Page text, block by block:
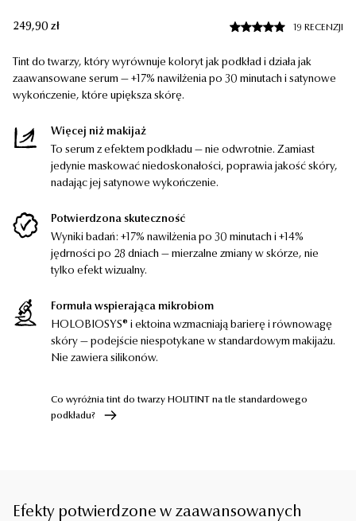
26 RECENZJI
SUPERPAUSE 289,90
Krem regenerujący w okresie zmian hormonalnych
249,90 zł 19 RECENZJI
Tint do twarzy, który wyrównuje koloryt jak podkład i działa jak
zaawansowane serum — +17% nawilżenia po 30 minutach i satynowe
wykończenie, które upiększa skórę.
Więcej niż makijaż
To serum z efektem podkładu — nie odwrotnie. Zamiast
jedynie maskować niedoskonałości, poprawia jakość skóry,
nadając jej satynowe wykończenie.
Potwierdzona skuteczność
Wyniki badań: +17% nawilżenia po 30 minutach i +14%
jędrności po 28 dniach — mierzalne zmiany w skórze, nie
tylko efekt wizualny.
Formuła wspierająca mikrobiom
HOLOBIOSYS® i ektoina wzmacniają barierę i równowagę
skóry — podejście niespotykane w standardowym makijażu.
Nie zawiera silikonów.
Co wyróżnia tint do twarzy HOLITINT na tle standardowego
podkładu?
Efekty potwierdzone w zaawansowanych